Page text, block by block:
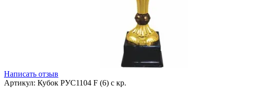
Написать отзыв
Артикул: Кубок РУС1104 F (6) с кр.